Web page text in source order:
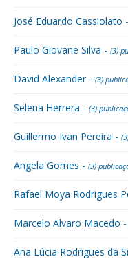
José Eduardo Cassiolato -
Paulo Giovane Silva - (3)
David Alexander - (3)
Selena Herrera - (3)
Guillermo Ivan Pereira -
Angela Gomes - (3)
Rafael Moya Rodrigues
Marcelo Alvaro Macedo -
Ana Lúcia Rodrigues da